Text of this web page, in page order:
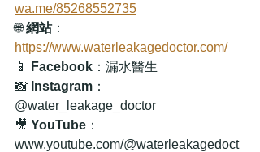
wa.me/85268552735
🌐 網站：
https://www.waterleakagedoctor.com/
📱
Facebook ：漏水醫生
📸 Instagram ：
@water_leakage_doctor
🎥 YouTube ：
www.youtube.com/@waterleakagedoct